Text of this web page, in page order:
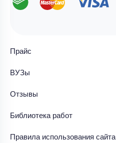
Прайс
ВУЗы
Отзывы
Библиотека работ
Правила использования сайта